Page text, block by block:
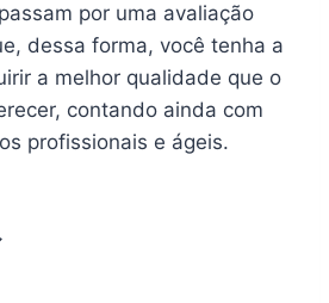
por uma avaliação
dessa forma, você tenha a
a melhor qualidade que o
contando ainda com
profissionais e ágeis.